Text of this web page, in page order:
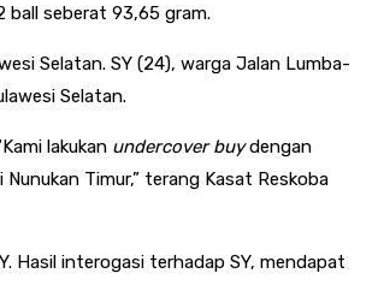
ball seberat 93,65 gram.
Selatan. SY (24), warga Jalan Lumba-
Selatan.
lakukan undercover buydengan
Timur,” terang Kasat Reskoba
Hasil interogasi terhadap SY, mendapat